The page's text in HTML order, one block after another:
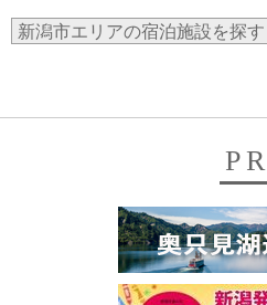
新潟市エリアの宿泊施設を探す
PR